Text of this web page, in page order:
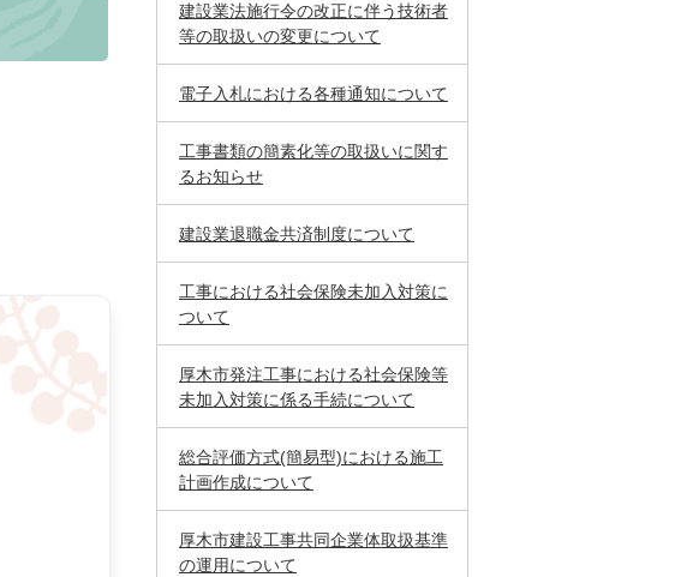
建設業法施行令の改正に伴う技術者
等の取扱いの変更について
電子入札における各種通知について
工事書類の簡素化等の取扱いに関す
るお知らせ
建設業退職金共済制度について
工事における社会保険未加入対策に
ついて
厚木市発注工事における社会保険等
未加入対策に係る手続について
総合評価方式(簡易型)における施工
計画作成について
厚木市建設工事共同企業体取扱基準
の運用について